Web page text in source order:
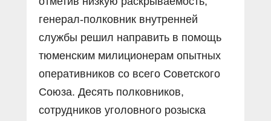
генерал-полковник внутренней
службы решил направить в помощь
тюменским милиционерам опытных
оперативников со всего Советского
Союза. Десять полковников,
сотрудников уголовного розыска